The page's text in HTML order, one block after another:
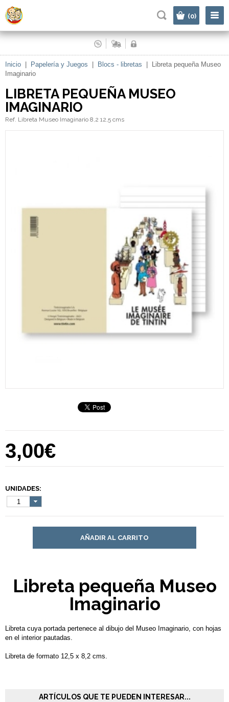
(0)
Inicio Papelería y Juegos Blocs - libretas
Libreta pequeña Museo
Imaginario
LIBRETA PEQUEÑA MUSEO
IMAGINARIO
Ref. Libreta Museo Imaginario 8,2 12,5 cms
3,00€
UNIDADES:
1
AÑADIR AL CARRITO
Libreta pequeña Museo
Imaginario
Libreta cuya portada pertenece al dibujo del Museo Imaginario, con hojas
en el interior pautadas.
Libreta de formato 12,5 x 8,2 cms.
ARTÍCULOS QUE TE PUEDEN INTERESAR...